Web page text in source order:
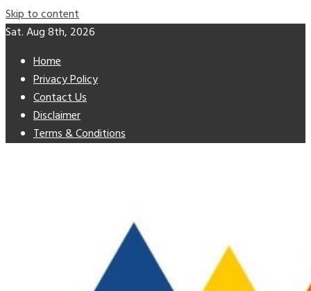
Skip to content
Sat. Aug 8th, 2026
Home
Privacy Policy
Contact Us
Disclaimer
Terms & Conditions